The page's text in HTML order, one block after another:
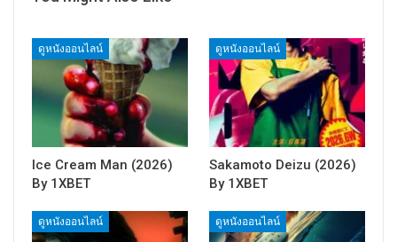
ดูหนังออนไลน์
Ice Cream Man (2026)
By 1XBET
ดูหนังออนไลน์
Sakamoto Deizu (2026)
By 1XBET
ดูหนังออนไลน์ ดูหนังออนไลน์